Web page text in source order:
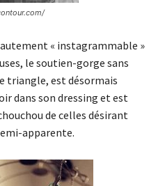
« instagrammable »
le soutien-gorge sans
triangle, est désormais
dans son dressing et est
de celles désirant
apparente.